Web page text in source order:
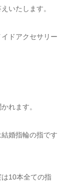
いたします。
ドアクセサリー
れます。
婚指輪の指です
10本全ての指